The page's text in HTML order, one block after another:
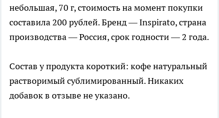
небольшая, 70 г, стоимость на момент покупки
составила 200 рублей. Бренд — Inspirato, страна
производства — Россия, срок годности — 2 года.
Состав у продукта короткий: кофе натуральный
растворимый сублимированный. Никаких
добавок в отзыве не указано.